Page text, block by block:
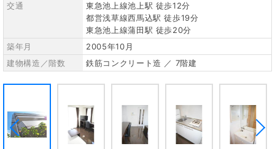
交通
東急池上線池上駅 徒歩12分
都営浅草線西馬込駅 徒歩19分
東急池上線蒲田駅 徒歩20分
築年月
2005年10月
建物構造／階数
鉄筋コンクリート造 ／ 7階建